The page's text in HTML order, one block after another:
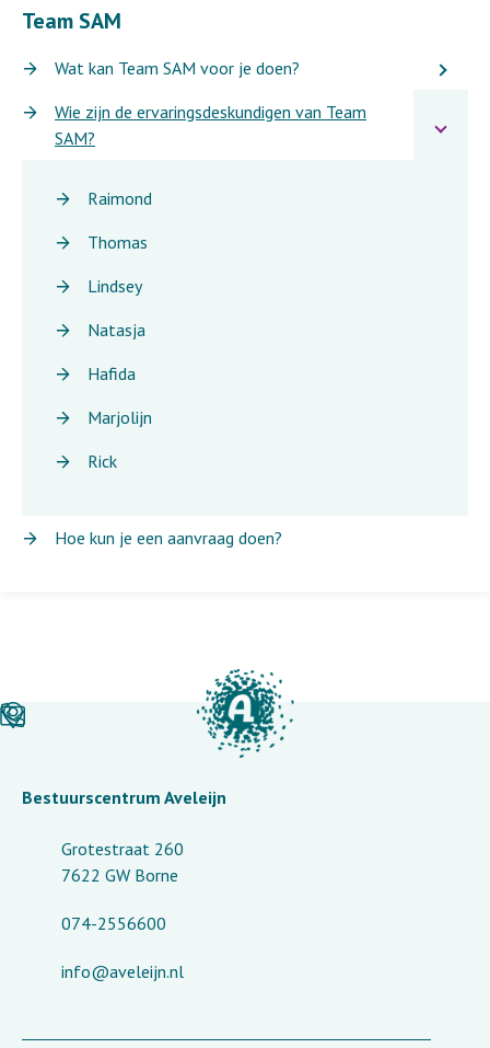
Team SAM
Wat kan Team SAM voor je doen?
Wie zijn de ervaringsdeskundigen van Team
SAM?
Raimond
Thomas
Lindsey
Natasja
Hafida
Marjolijn
Rick
Hoe kun je een aanvraag doen?
Bestuurscentrum Aveleijn
Grotestraat 260
7622 GW Borne
074-2556600
info@aveleijn.nl